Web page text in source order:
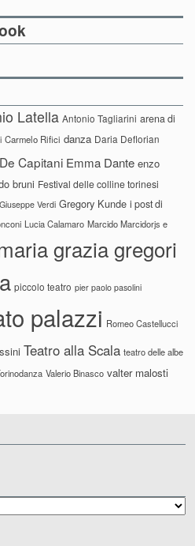
Latella Antonio Tagliarini arena di
Carmelo Rifici danza Daria Deflorian
Capitani Emma Dante enzo
bruni Festival delle colline torinesi
Giuseppe Verdi Gregory Kunde i post di
Lucia Calamaro Marcido Marcidorjs e
grazia gregori
piccolo teatro pier paolo pasolini
palazzi Romeo Castellucci
Teatro alla Scala teatro delle albe
Valerio Binasco valter malosti